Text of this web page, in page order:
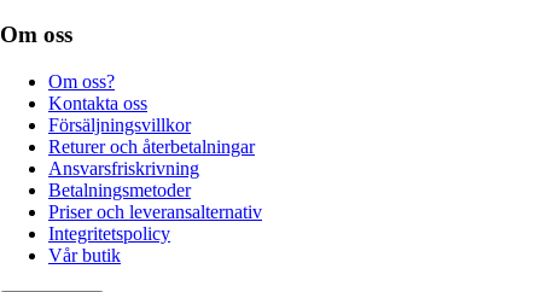
Om oss
Om oss?
Kontakta oss
Försäljningsvillkor
Returer och återbetalningar
Ansvarsfriskrivning
Betalningsmetoder
Priser och leveransalternativ
Integritetspolicy
Vår butik